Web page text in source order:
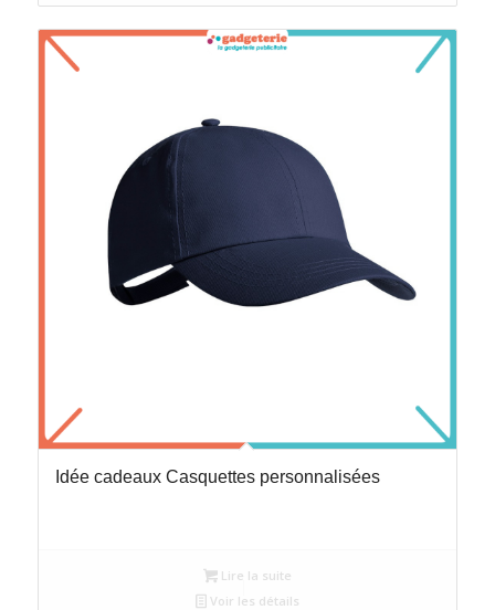
Idée cadeaux Casquettes personnalisées
Lire la suite
Voir les détails